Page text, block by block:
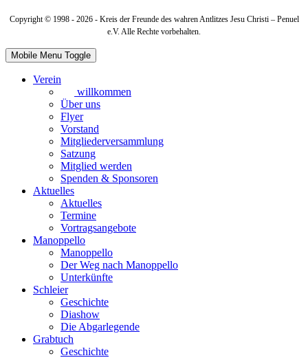
Copyright © 1998 - 2026 - Kreis der Freunde des wahren Antlitzes Jesu Christi – Penuel
e.V. Alle Rechte vorbehalten.
Mobile Menu Toggle
Verein
willkommen
Über uns
Flyer
Vorstand
Mitgliederversammlung
Satzung
Mitglied werden
Spenden & Sponsoren
Aktuelles
Aktuelles
Termine
Vortragsangebote
Manoppello
Manoppello
Der Weg nach Manoppello
Unterkünfte
Schleier
Geschichte
Diashow
Die Abgarlegende
Grabtuch
Geschichte